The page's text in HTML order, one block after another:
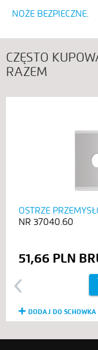
NOŻE BEZPIECZNE
CZĘSTO
RAZEM
Previous
OSTRZE
37040.60
51,66 PLN
DODAJ DO SCHOWKA